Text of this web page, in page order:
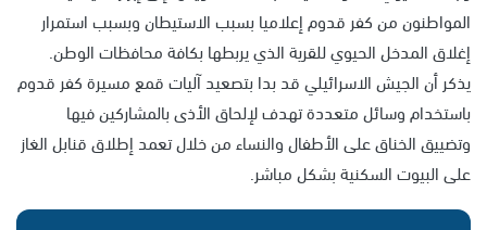
المواطنون من كفر قدوم إعلاميا بسبب الاستيطان وبسبب استمرار
إغلاق المدخل الحيوي للقرية الذي يربطها بكافة محافظات الوطن.
يذكر أن الجيش الاسرائيلي قد بدا بتصعيد آليات قمع مسيرة كفر قدوم
باستخدام وسائل متعددة تهدف لإلحاق الأذى بالمشاركين فيها
وتضييق الخناق على الأطفال والنساء من خلال تعمد إطلاق قنابل الغاز
على البيوت السكنية بشكل مباشر.